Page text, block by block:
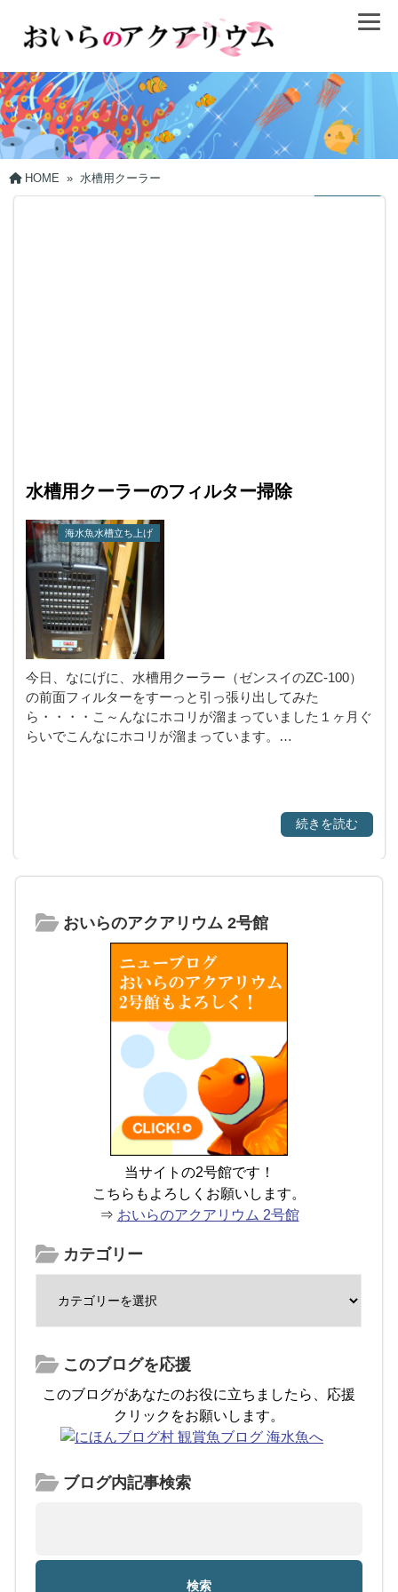
HOME » 水槽用クーラー
水槽用クーラーのフィルター掃除
海水魚水槽立ち上げ
今日、なにげに、水槽用クーラー（ゼンスイのZC-100）
の前面フィルターをすーっと引っ張り出してみた
ら・・・・こ～んなにホコリが溜まっていました１ヶ月ぐ
らいでこんなにホコリが溜まっています。…
続きを読む
おいらのアクアリウム 2号館
当サイトの2号館です！
こちらもよろしくお願いします。
⇒ おいらのアクアリウム 2号館
カテゴリー
このブログを応援
このブログがあなたのお役に立ちましたら、応援
クリックをお願いします。
ブログ内記事検索